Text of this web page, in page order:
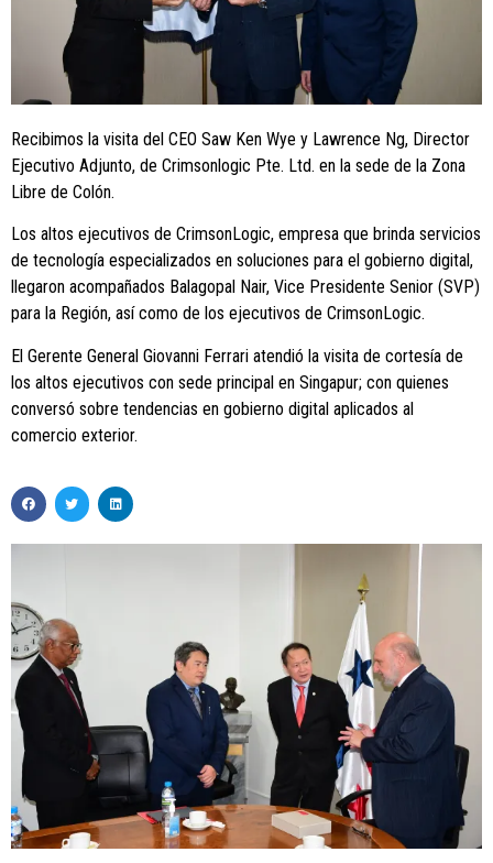
Recibimos la visita del CEO Saw Ken Wye y Lawrence Ng, Director
Ejecutivo Adjunto, de Crimsonlogic Pte. Ltd. en la sede de la Zona
Libre de Colón.
Los altos ejecutivos de CrimsonLogic, empresa que brinda servicios
de tecnología especializados en soluciones para el gobierno digital,
llegaron acompañados Balagopal Nair, Vice Presidente Senior (SVP)
para la Región, así como de los ejecutivos de CrimsonLogic.
El Gerente General Giovanni Ferrari atendió la visita de cortesía de
los altos ejecutivos con sede principal en Singapur; con quienes
conversó sobre tendencias en gobierno digital aplicados al
comercio exterior.